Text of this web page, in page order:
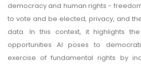
democracy and human rights -
to vote and be elected, privacy, and
data. In this context, it highlights
opportunities AI poses to
exercise of fundamental rights by